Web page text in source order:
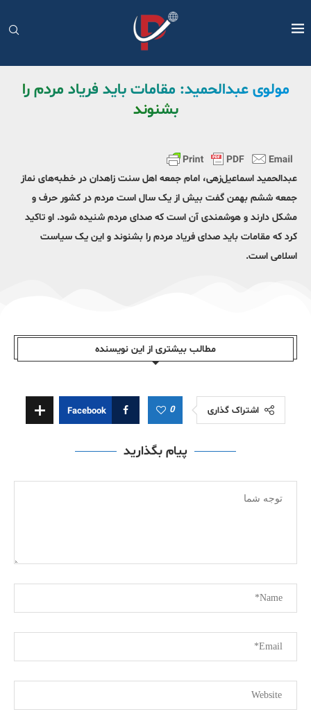
مولوی عبدالحمید: مقامات باید فریاد مردم را
بشنوند
عبدالحمید اسماعیل‌زهی، امام جمعه اهل سنت زاهدان در خطبه‌های نماز
جمعه ششم بهمن گفت بیش از یک سال است مردم در کشور حرف و
مشکل دارند و هوشمندی آن است که صدای مردم شنیده شود. او تاکید
کرد که مقامات باید صدای فریاد مردم را بشنوند و این یک سیاست
اسلامی است.
مطالب بیشتری از این نویسندە
اشتراک گذاری 0
Facebook
پیام بگذارید